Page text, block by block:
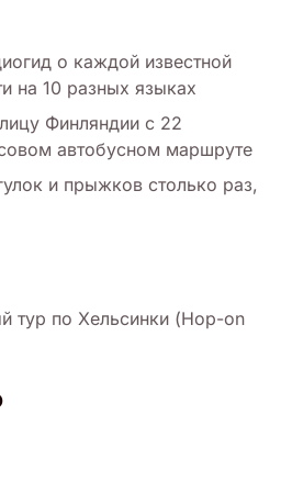
о каждой известной
на 10 разных языках
Финляндии с 22
автобусном маршруте
и прыжков столько раз,
тур по Хельсинки (Hop-on